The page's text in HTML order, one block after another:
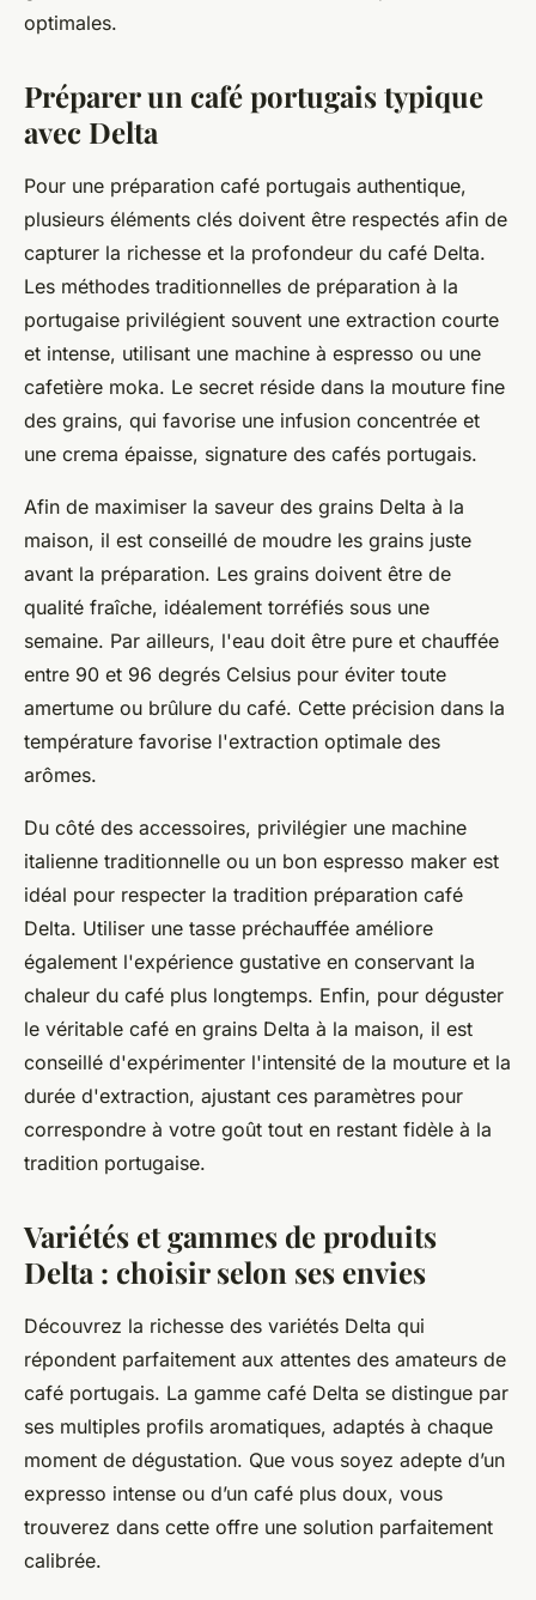
optimales.
Préparer un café portugais typique
avec Delta
Pour une préparation café portugais authentique,
plusieurs éléments clés doivent être respectés afin de
capturer la richesse et la profondeur du café Delta.
Les méthodes traditionnelles de préparation à la
portugaise privilégient souvent une extraction courte
et intense, utilisant une machine à espresso ou une
cafetière moka. Le secret réside dans la mouture fine
des grains, qui favorise une infusion concentrée et
une crema épaisse, signature des cafés portugais.
Afin de maximiser la saveur des grains Delta à la
maison, il est conseillé de moudre les grains juste
avant la préparation. Les grains doivent être de
qualité fraîche, idéalement torréfiés sous une
semaine. Par ailleurs, l'eau doit être pure et chauffée
entre 90 et 96 degrés Celsius pour éviter toute
amertume ou brûlure du café. Cette précision dans la
température favorise l'extraction optimale des
arômes.
Du côté des accessoires, privilégier une machine
italienne traditionnelle ou un bon espresso maker est
idéal pour respecter la tradition préparation café
Delta. Utiliser une tasse préchauffée améliore
également l'expérience gustative en conservant la
chaleur du café plus longtemps. Enfin, pour déguster
le véritable café en grains Delta à la maison, il est
conseillé d'expérimenter l'intensité de la mouture et la
durée d'extraction, ajustant ces paramètres pour
correspondre à votre goût tout en restant fidèle à la
tradition portugaise.
Variétés et gammes de produits
Delta : choisir selon ses envies
Découvrez la richesse des variétés Delta qui
répondent parfaitement aux attentes des amateurs de
café portugais. La gamme café Delta se distingue par
ses multiples profils aromatiques, adaptés à chaque
moment de dégustation. Que vous soyez adepte d’un
expresso intense ou d’un café plus doux, vous
trouverez dans cette offre une solution parfaitement
calibrée.